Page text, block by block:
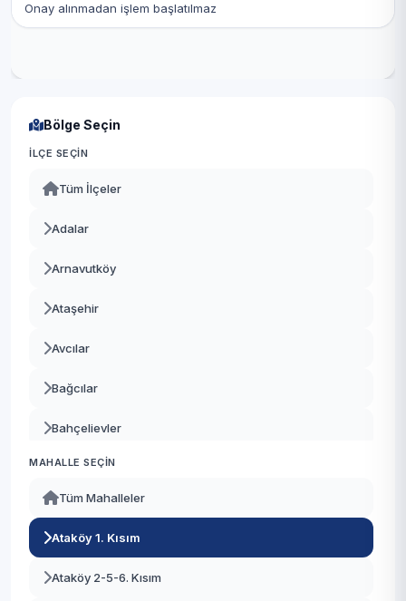
Onay alınmadan işlem başlatılmaz
Bölge Seçin
İLÇE SEÇIN
Tüm İlçeler
Adalar
Arnavutköy
Ataşehir
Avcılar
Bağcılar
Bahçelievler
Bakırköy
Başakşehir
Bayrampaşa
Beşiktaş
MAHALLE SEÇIN
Tüm Mahalleler
Ataköy 1. Kısım
Ataköy 2-5-6. Kısım